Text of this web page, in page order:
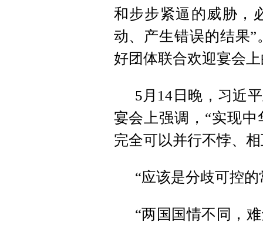
和步步紧逼的威胁，
动、产生错误的结果”
好团体联合欢迎宴会
5月14日晚，习近
宴会上强调，“实现
完全可以并行不悖、
“应该是分歧可控
“两国国情不同，